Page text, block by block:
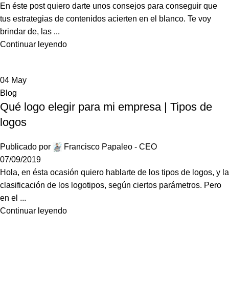
En éste post quiero darte unos consejos para conseguir que
tus estrategias de contenidos acierten en el blanco. Te voy
brindar de, las ...
Continuar leyendo
04 May
Blog
Qué logo elegir para mi empresa | Tipos de
logos
Publicado por
Francisco Papaleo - CEO
07/09/2019
Hola, en ésta ocasión quiero hablarte de los tipos de logos, y la
clasificación de los logotipos, según ciertos parámetros. Pero
en el ...
Continuar leyendo